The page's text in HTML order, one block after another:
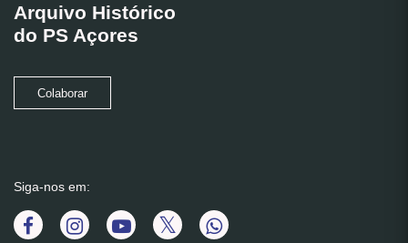
Arquivo Histórico
do PS Açores
Colaborar
Siga-nos em: